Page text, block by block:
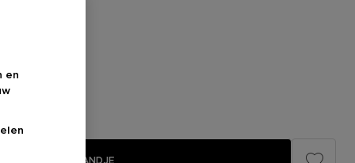
IN WINKELMANDJE
en